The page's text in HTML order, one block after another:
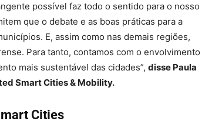
possível faz todo o sentido para o nosso
que o debate e as boas práticas para a
E, assim como nas demais regiões,
Para tanto, contamos com o envolvimento
mais sustentável das cidades”, disse Paula
Smart Cities & Mobility.
Cities